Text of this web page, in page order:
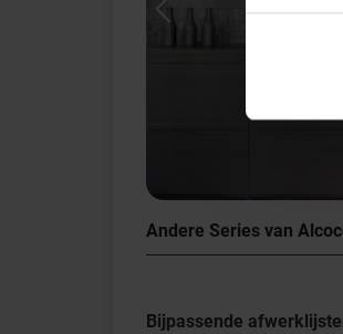
Previous
Andere Series van
Bijpassende